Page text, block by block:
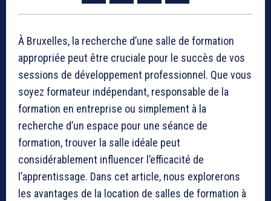
À Bruxelles, la recherche d’une salle de formation
appropriée peut être cruciale pour le succès de vos
sessions de développement professionnel. Que vous
soyez formateur indépendant, responsable de la
formation en entreprise ou simplement à la
recherche d’un espace pour une séance de
formation, trouver la salle idéale peut
considérablement influencer l’efficacité de
l’apprentissage. Dans cet article, nous explorerons
les avantages de la location de salles de formation à